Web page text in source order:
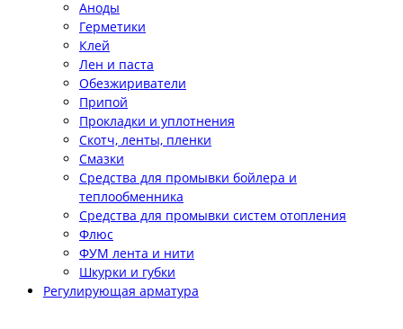
Аноды
Герметики
Клей
Лен и паста
Обезжириватели
Припой
Прокладки и уплотнения
Скотч, ленты, пленки
Смазки
Средства для промывки бойлера и
теплообменника
Средства для промывки систем отопления
Флюс
ФУМ лента и нити
Шкурки и губки
Регулирующая арматура